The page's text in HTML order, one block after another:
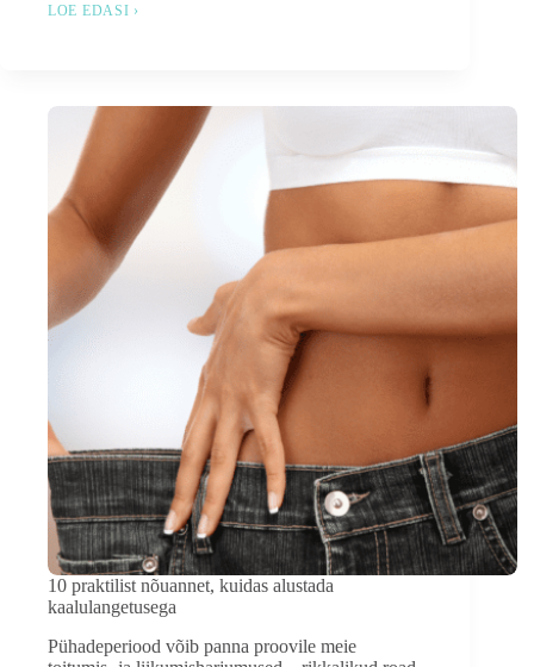
LOE EDASI ›
10 praktilist nõuannet, kuidas alustada
kaalulangetusega
Pühadeperiood võib panna proovile meie